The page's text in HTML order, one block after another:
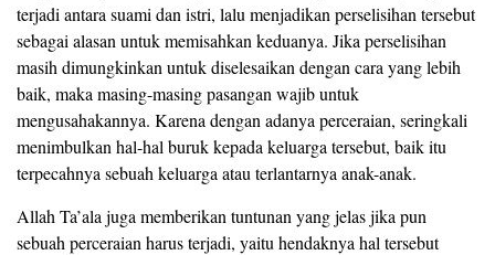
terjadi antara suami dan istri, lalu menjadikan perselisihan tersebut
sebagai alasan untuk memisahkan keduanya. Jika perselisihan
masih dimungkinkan untuk diselesaikan dengan cara yang lebih
baik, maka masing-masing pasangan wajib untuk
mengusahakannya. Karena dengan adanya perceraian, seringkali
menimbulkan hal-hal buruk kepada keluarga tersebut, baik itu
terpecahnya sebuah keluarga atau terlantarnya anak-anak.
Allah Ta’ala juga memberikan tuntunan yang jelas jika pun
sebuah perceraian harus terjadi, yaitu hendaknya hal tersebut